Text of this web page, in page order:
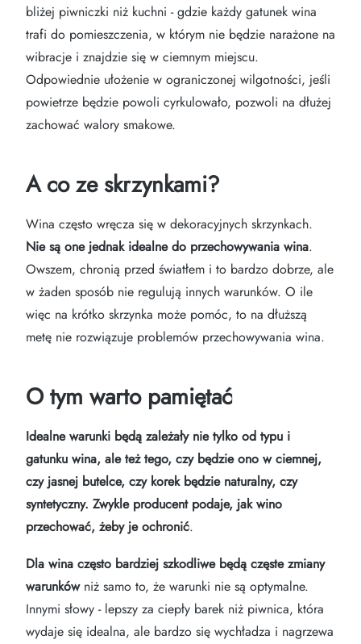
bliżej piwniczki niż kuchni - gdzie każdy gatunek wina
trafi do pomieszczenia, w którym nie będzie narażone na
wibracje i znajdzie się w ciemnym miejscu.
Odpowiednie ułożenie w ograniczonej wilgotności, jeśli
powietrze będzie powoli cyrkulowało, pozwoli na dłużej
zachować walory smakowe.
A co ze skrzynkami?
Wina często wręcza się w dekoracyjnych skrzynkach.
Nie są one jednak idealne do przechowywania wina.
Owszem, chronią przed światłem i to bardzo dobrze, ale
w żaden sposób nie regulują innych warunków. O ile
więc na krótko skrzynka może pomóc, to na dłuższą
metę nie rozwiązuje problemów przechowywania wina.
O tym warto pamiętać
Idealne warunki będą zależały nie tylko od typu i
gatunku wina, ale też tego, czy będzie ono w ciemnej,
czy jasnej butelce, czy korek będzie naturalny, czy
syntetyczny. Zwykle producent podaje, jak wino
przechować, żeby je ochronić.
Dla wina często bardziej szkodliwe będą częste zmiany
warunkówniż samo to, że warunki nie są optymalne.
Innymi słowy - lepszy za ciepły barek niż piwnica, która
wydaje się idealna, ale bardzo się wychładza i nagrzewa